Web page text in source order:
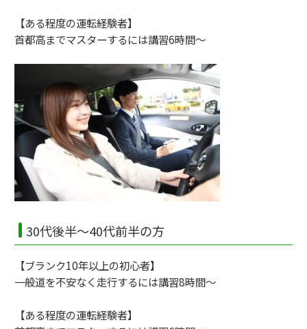
【ある程度の運転経験者】
首都高までマスターするには講習6時間～
30代後半～40代前半の方
【ブランク10年以上の初心者】
一般道を不安なく走行するには講習8時間～
【ある程度の運転経験者】